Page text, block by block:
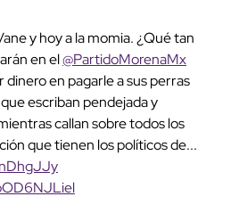
y hoy a la momia. ¿Qué tan
en el@PartidoMorenaMx
dinero en pagarle a sus perras
escriban pendejada y
callan sobre todos los
que tienen los políticos de...